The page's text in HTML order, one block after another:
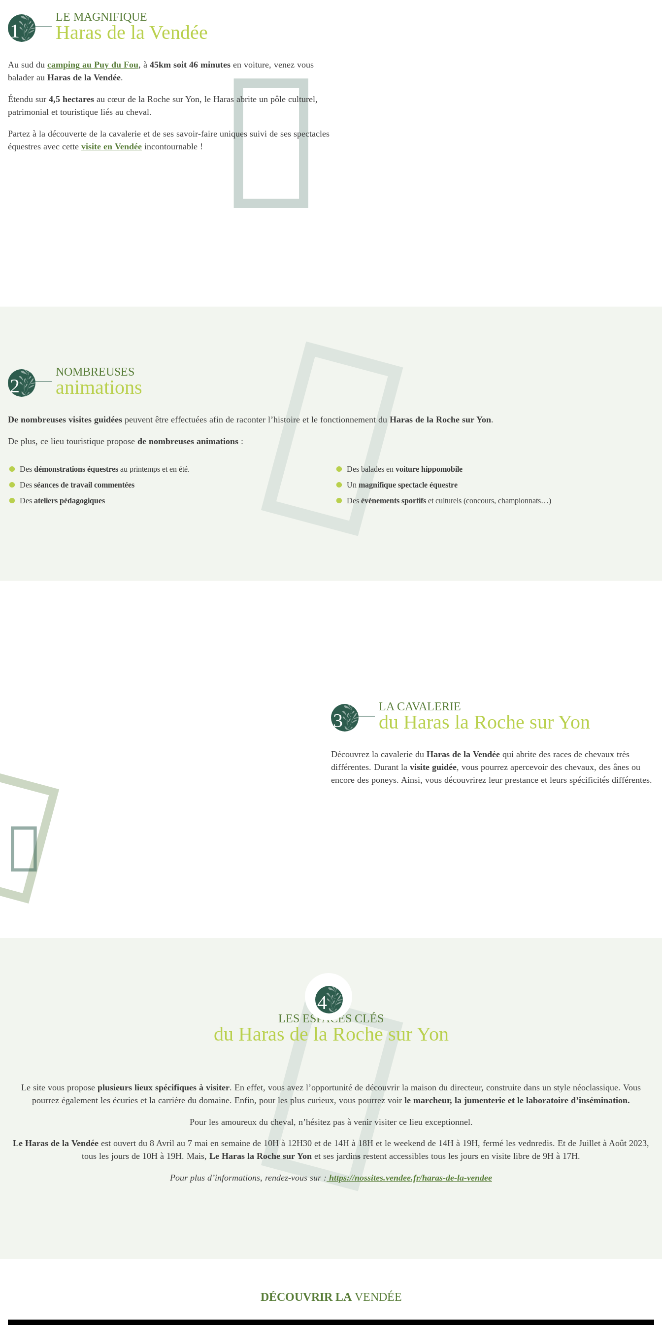
1
LE MAGNIFIQUE
Haras de la Vendée
Au sud du camping au Puy du Fou, à 45km soit 46 minutes en voiture, venez vous
balader au Haras de la Vendée.
Étendu sur 4,5 hectares au cœur de la Roche sur Yon, le Haras abrite un pôle culturel,
patrimonial et touristique liés au cheval.
Partez à la découverte de la cavalerie et de ses savoir-faire uniques suivi de ses spectacles
équestres avec cette visite en Vendée incontournable !
2
NOMBREUSES
animations
De nombreuses visites guidées peuvent être effectuées afin de raconter l’histoire et le fonctionnement du Haras de la Roche sur Yon.
De plus, ce lieu touristique propose de nombreuses animations :
Des démonstrations équestres au printemps et en été.
Des séances de travail commentées
Des ateliers pédagogiques
Des balades en voiture hippomobile
Un magnifique spectacle équestre
Des évènements sportifs et culturels (concours, championnats…)
3
LA CAVALERIE
du Haras la Roche sur Yon
Découvrez la cavalerie du Haras de la Vendée qui abrite des races de chevaux très
différentes. Durant la visite guidée, vous pourrez apercevoir des chevaux, des ânes ou
encore des poneys. Ainsi, vous découvrirez leur prestance et leurs spécificités différentes.
4
LES ESPACES CLÉS
du Haras de la Roche sur Yon
Le site vous propose plusieurs lieux spécifiques à visiter. En effet, vous avez l’opportunité de découvrir la maison du directeur, construite dans un style néoclassique. Vous
pourrez également les écuries et la carrière du domaine. Enfin, pour les plus curieux, vous pourrez voir le marcheur, la jumenterie et le laboratoire d’insémination.
Pour les amoureux du cheval, n’hésitez pas à venir visiter ce lieu exceptionnel.
Le Haras de la Vendée est ouvert du 8 Avril au 7 mai en semaine de 10H à 12H30 et de 14H à 18H et le weekend de 14H à 19H, fermé les vednredis. Et de Juillet à Août 2023,
tous les jours de 10H à 19H. Mais, Le Haras la Roche sur Yon et ses jardins restent accessibles tous les jours en visite libre de 9H à 17H.
Pour plus d’informations, rendez-vous sur : https://nossites.vendee.fr/haras-de-la-vendee
DÉCOUVRIR LA VENDÉE